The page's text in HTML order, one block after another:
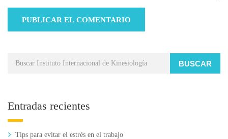
BUSCAR
Entradas recientes
Tips para evitar el estrés en el trabajo